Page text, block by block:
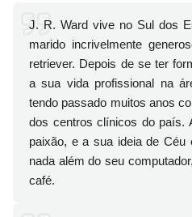
J. R. Ward vive no Sul dos
marido incrivelmente
retriever. Depois de se ter
a sua vida profissional na
tendo passado muitos anos
dos centros clínicos do país.
paixão, e a sua ideia de
nada além do seu
café.